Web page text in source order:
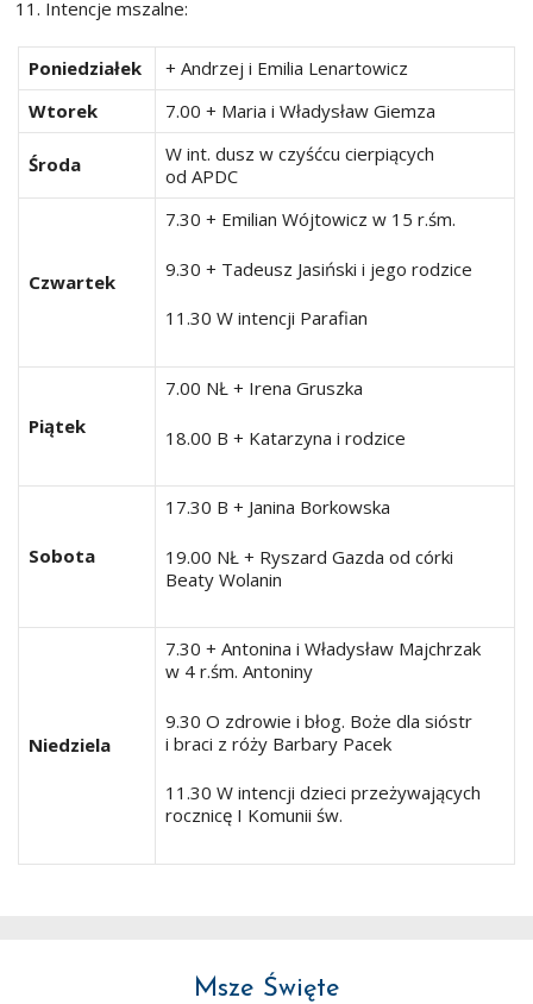
Intencje mszalne:
Poniedziałek
+ Andrzej i Emilia Lenartowicz
Wtorek
7.00 + Maria i Władysław Giemza
Środa
W int. dusz w czyśćcu cierpiących
od APDC
Czwartek
7.30 + Emilian Wójtowicz w 15 r.śm.
9.30 + Tadeusz Jasiński i jego rodzice
11.30 W intencji Parafian
Piątek
7.00 NŁ + Irena Gruszka
18.00 B + Katarzyna i rodzice
Sobota
17.30 B + Janina Borkowska
19.00 NŁ + Ryszard Gazda od córki
Beaty Wolanin
Niedziela
7.30 + Antonina i Władysław Majchrzak
w 4 r.śm. Antoniny
9.30 O zdrowie i błog. Boże dla sióstr
i braci z róży Barbary Pacek
11.30 W intencji dzieci przeżywających
rocznicę I Komunii św.
Msze Święte